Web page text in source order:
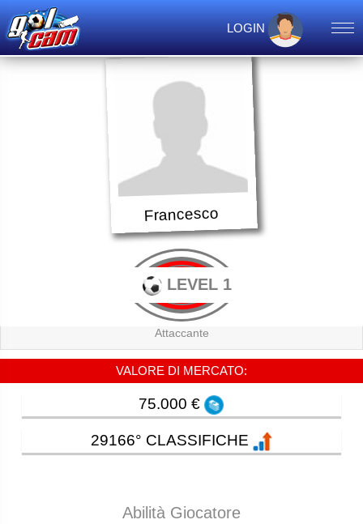
LOGIN
Francesco
LEVEL 1
Attaccante
VALORE DI MERCATO:
75.000 €
29166° CLASSIFICHE
Abilità Giocatore